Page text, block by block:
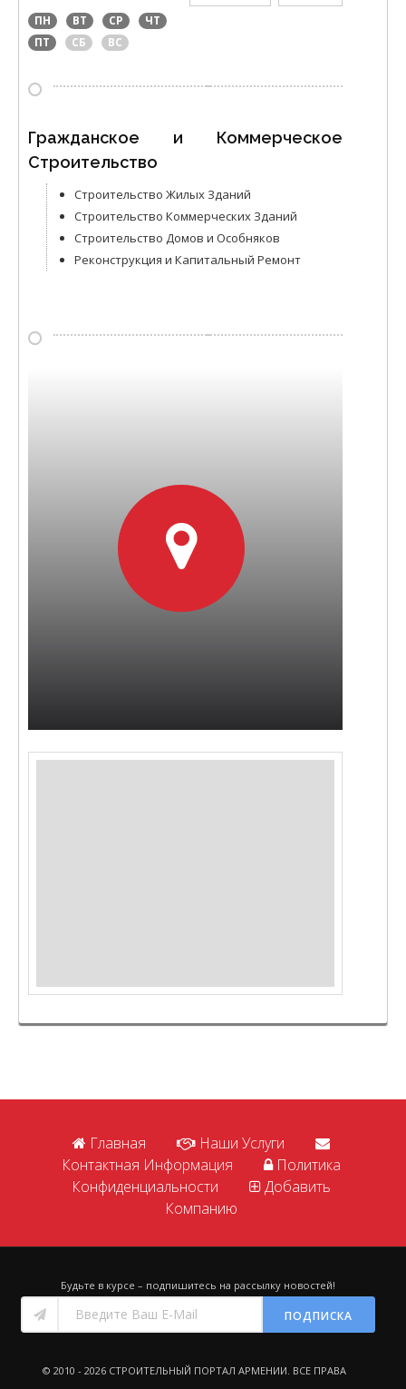
ПН ВТ СР
ЧТ
ПТ
СБ ВС
Гражданское и Коммерческое
Строительство
Строительство Жилых Зданий
Строительство Коммерческих Зданий
Строительство Домов и Особняков
Реконструкция и Капитальный Ремонт
Главная
Наши Услуги
Контактная Информация
Политика
Конфиденциальности
Добавить
Компанию
Будьте в курсе – подпишитесь на рассылку новостей!
ПОДПИСКА
© 2010 - 2026 СТРОИТЕЛЬНЫЙ ПОРТАЛ АРМЕНИИ . ВСЕ ПРАВА